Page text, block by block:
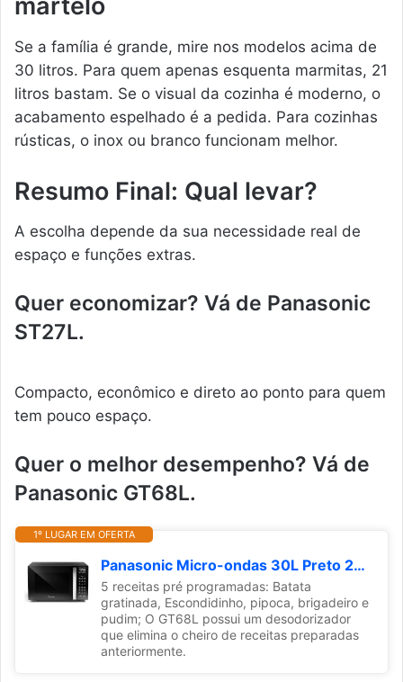
martelo
Se a família é grande, mire nos modelos acima de
30 litros. Para quem apenas esquenta marmitas, 21
litros bastam. Se o visual da cozinha é moderno, o
acabamento espelhado é a pedida. Para cozinhas
rústicas, o inox ou branco funcionam melhor.
Resumo Final: Qual levar?
A escolha depende da sua necessidade real de
espaço e funções extras.
Quer economizar? Vá de Panasonic
ST27L.
Compacto, econômico e direto ao ponto para quem
tem pouco espaço.
Quer o melhor desempenho? Vá de
Panasonic GT68L.
1º LUGAR EM OFERTA
Panasonic Micro-ondas 30L Preto 220v NN-GT68LBRU
5 receitas pré programadas: Batata
gratinada, Escondidinho, pipoca, brigadeiro e
pudim; O GT68L possui um desodorizador
que elimina o cheiro de receitas preparadas
anteriormente.